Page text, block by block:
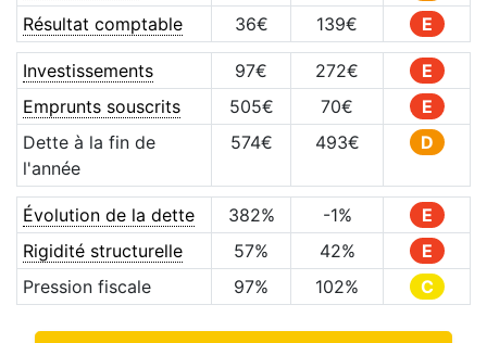
Résultat comptable
36€ 139€ E
Investissements 97€ 272€
E
Emprunts souscrits
505€ 70€
E
Dette à la fin de
l'année
574€ 493€ D
Évolution de la dette 382% -1%
E
Rigidité structurelle
57% 42%
E
Pression fiscale
97% 102% C